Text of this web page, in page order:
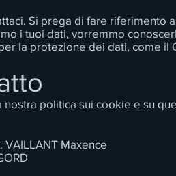
Si prega di fare riferimento
i tuoi dati, vorremmo
la protezione dei dati, come il
politica sui cookie e su
VAILLANT Maxence